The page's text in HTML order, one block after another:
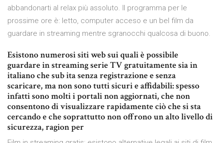
abbandonarti al relax più assoluto. Il programma per le
prossime ore è: letto, computer acceso e un bel film da
guardare in streaming mentre sgranocchi qualcosa di buono.
Esistono numerosi siti web sui quali è possibile
guardare in streaming serie TV gratuitamente sia in
italiano che sub ita senza registrazione e senza
scaricare, ma non sono tutti sicuri e affidabili: spesso
infatti sono molti i portali non aggiornati, che non
consentono di visualizzare rapidamente ciò che si sta
cercando e che soprattutto non offrono un alto livello di
sicurezza, ragion per